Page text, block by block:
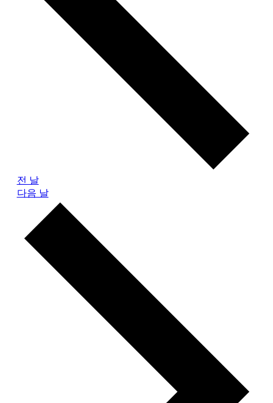
전 날
다음 날